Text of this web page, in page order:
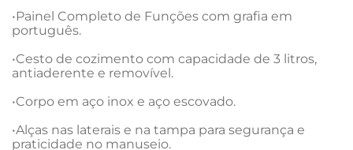
•Painel Completo de Funções com grafia em
português.
•Cesto de cozimento com capacidade de 3 litros,
antiaderente e removível.
•Corpo em aço inox e aço escovado.
•Alças nas laterais e na tampa para segurança e
praticidade no manuseio.